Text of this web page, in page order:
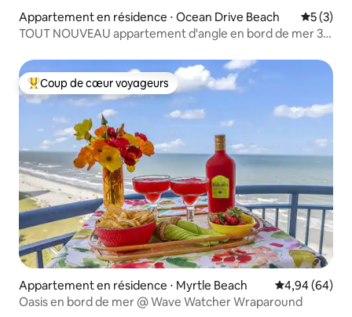
Appartement en résidence ⋅ Ocean Drive Beach
5 (3)
TOUT NOUVEAU appartement d'angle en bord de mer 3
Coups de cœur voyageurs les plus appréciés
Coup de cœur voyageurs
Appartement en résidence ⋅ Myrtle Beach Évaluation
4,94 (64)
Oasis en bord de mer @ Wave Watcher Wraparound